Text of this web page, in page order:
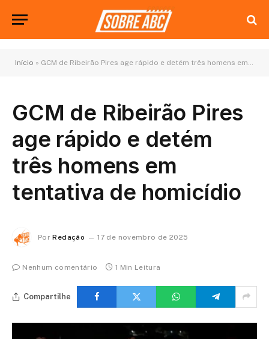
Início » GCM de Ribeirão Pires age rápido e detém três homens em tentativa de homicídio
GCM de Ribeirão Pires
age rápido e detém
três homens em
tentativa de homicídio
Por Redação 17 de novembro de 2025
Nenhum comentário 1 Min Leitura
Compartilhe